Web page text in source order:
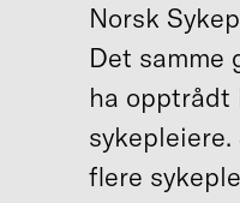
Norsk
Det samme
ha
flere